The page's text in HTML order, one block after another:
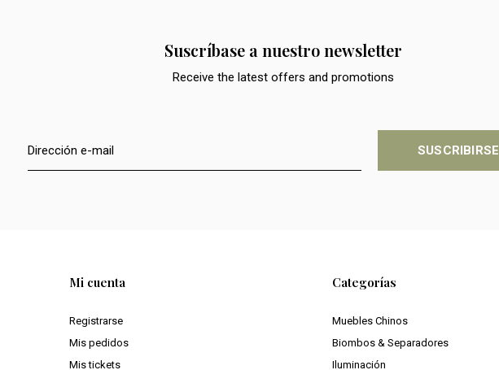
Suscríbase a nuestro newsletter
Receive the latest offers and promotions
SUSCRIBIRSE
Mi cuenta
Registrarse
Mis pedidos
Mis tickets
Categorías
Muebles Chinos
Biombos & Separadores
Iluminación